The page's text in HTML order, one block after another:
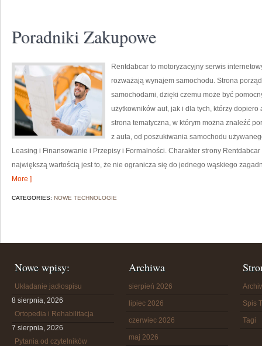
Poradniki Zakupowe
Rentdabcar to motoryzacyjny serwis
rozważają wynajem samochodu. Strona
samochodami, dzięki czemu może być
użytkowników aut, jak i dla tych, którzy
strona tematyczna, w którym można znaleźć
z auta, od poszukiwania samochodu
Leasing i Finansowanie i Przepisy i Formalności. Charakter strony
największą wartością jest to, że nie ogranicza się do jednego wąskiego
More ]
CATEGORIES: NOWE TECHNOLOGIE
Nowe wpisy:
Układanie jadłospisu
8 sierpnia, 2026
Ortopedia i Rehabilitacja
7 sierpnia, 2026
Pytania od czytelników
Archiwa
sierpień 2026
lipiec 2026
czerwiec 2026
maj 2026
Spis
Tagi